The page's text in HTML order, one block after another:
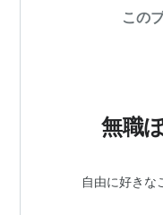
この
無職
自由に好きな